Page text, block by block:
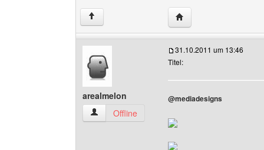
↑ Website dieses
arealmelon
arealmelon Benutzer-Profile anzeigen
Offline
31.10.2011 um 13:46
Titel:
@mediadesigns